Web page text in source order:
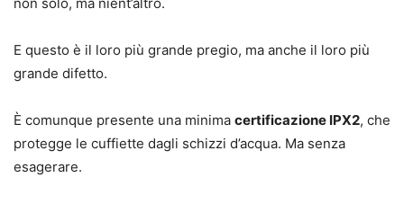
E questo è il loro più grande pregio, ma anche il loro più
grande difetto.
È comunque presente una minima certificazione IPX2, che
protegge le cuffiette dagli schizzi d’acqua. Ma senza
esagerare.